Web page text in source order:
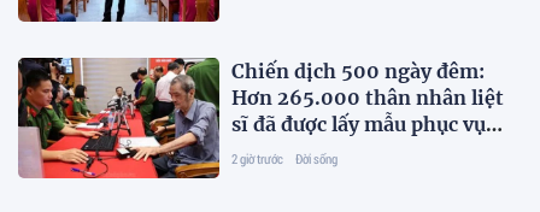
Chiến dịch 500 ngày đêm:
Hơn 265.000 thân nhân liệt
sĩ đã được lấy mẫu phục vụ
xác định danh tính
2 giờ trước Đời sống